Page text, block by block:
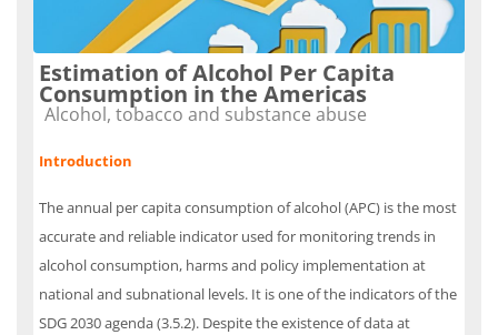
Estimation of Alcohol Per Capita
Consumption in the Americas
Course category
Alcohol, tobacco and substance abuse
Introduction
The annual per capita consumption of alcohol (APC) is the most
accurate and reliable indicator used for monitoring trends in
alcohol consumption, harms and policy implementation at
national and subnational levels. It is one of the indicators of the
SDG 2030 agenda (3.5.2). Despite the existence of data at